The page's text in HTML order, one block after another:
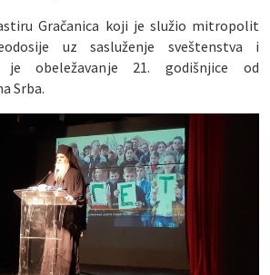
Gračanica koji je služio mitropolit
uz sasluženje sveštenstva i
je obeležavanje 21. godišnjice od
Srba.